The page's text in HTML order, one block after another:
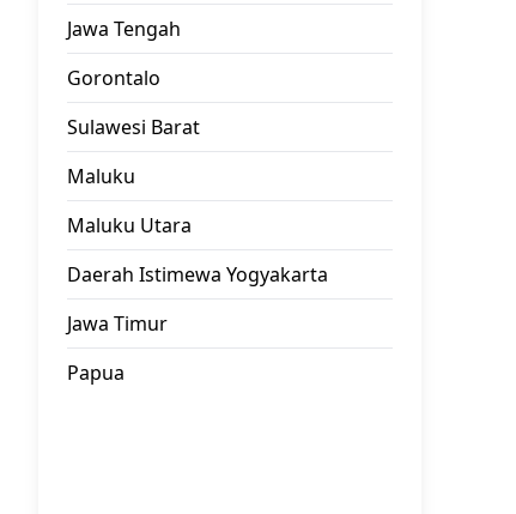
Jawa Tengah
Gorontalo
Sulawesi Barat
Maluku
Maluku Utara
Daerah Istimewa Yogyakarta
Jawa Timur
Papua